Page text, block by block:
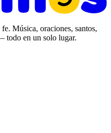
Música, oraciones, santos,
todo en un solo lugar.